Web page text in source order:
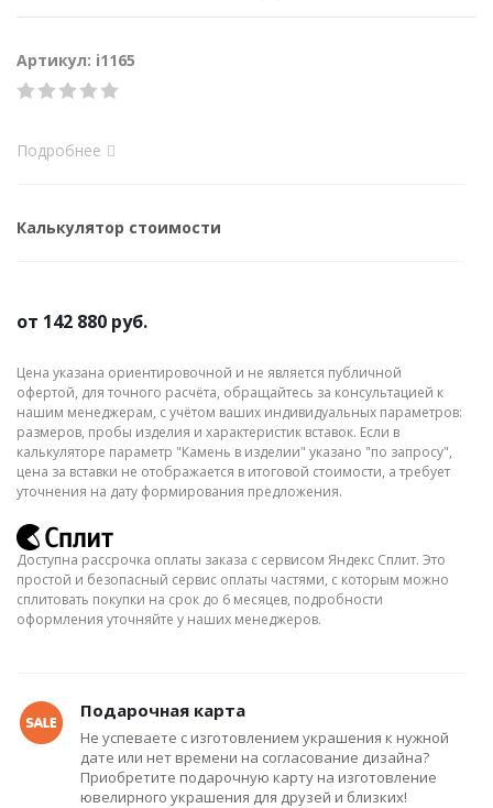
Артикул: i1165
Подробнее
Калькулятор стоимости
от 142 880 руб.
Цена указана ориентировочной и не является публичной
офертой, для точного расчёта, обращайтесь за консультацией к
нашим менеджерам, с учётом ваших индивидуальных параметров:
размеров, пробы изделия и характеристик вставок. Если в
калькуляторе параметр "Камень в изделии" указано "по запросу",
цена за вставки не отображается в итоговой стоимости, а требует
уточнения на дату формирования предложения.
Доступна рассрочка оплаты заказа с сервисом Яндекс Сплит. Это
простой и безопасный сервис оплаты частями, с которым можно
сплитовать покупки на срок до 6 месяцев, подробности
оформления уточняйте у наших менеджеров.
Подарочная карта
Не успеваете с изготовлением украшения к нужной
дате или нет времени на согласование дизайна?
Приобретите подарочную карту на изготовление
ювелирного украшения для друзей и близких!